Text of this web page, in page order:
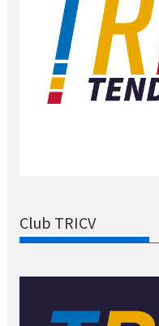
Club TRICV